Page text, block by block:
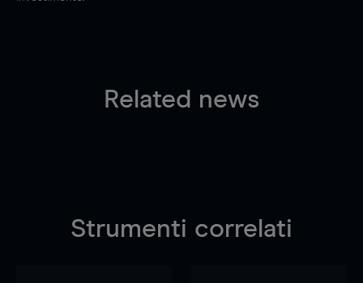
Related news
Strumenti correlati